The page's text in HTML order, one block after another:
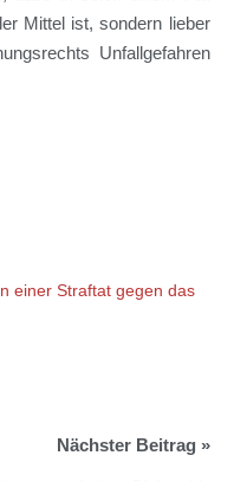
Mittel ist, sondern lieber
Unfallgefahren
einer Straftat gegen das